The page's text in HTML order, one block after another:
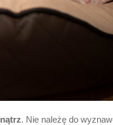
. Nie należę do